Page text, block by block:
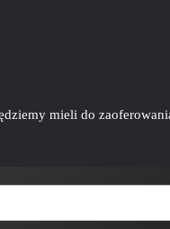
mieli do